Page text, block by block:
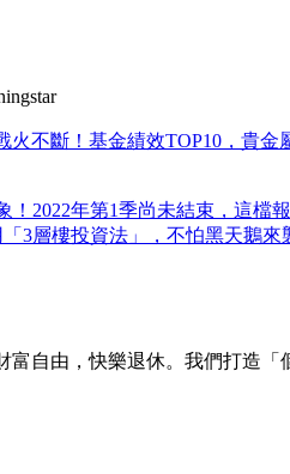
火不斷！基金績效TOP10，貴金
2022年第1季尚未結束，這檔
3層樓投資法」，不怕黑天鵝來
富自由，快樂退休。我們打造